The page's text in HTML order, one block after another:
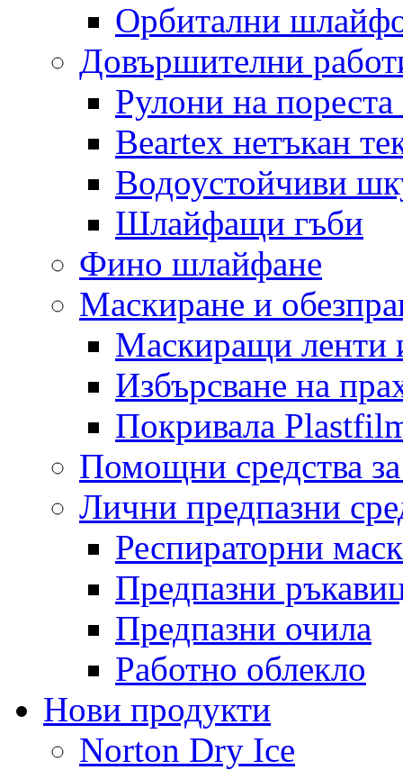
Орбитални
Довършителни
Рулони на
Beartex нетъкан
Водоустойчиви
Шлайфащи гъби
Фино шлайфане
Маскиране и
Маскиращи ленти
Избърсване на
Покривала
Помощни средства
Лични предпазни
Респираторни
Предпазни
Предпазни очила
Работно облекло
Нови продукти
Norton Dry Ice